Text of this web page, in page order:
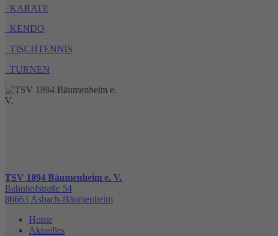
KARATE
KENDO
TISCHTENNIS
TURNEN
TSV 1894 Bäumenheim e. V.
Bahnhofstraße 54
86663 Asbach-Bäumenheim
Home
Aktuelles